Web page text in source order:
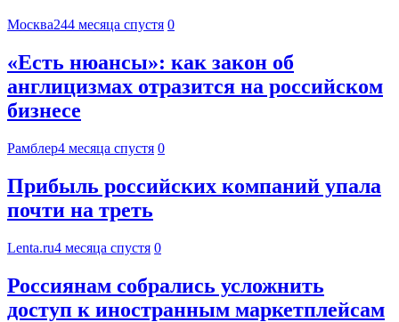
Москва244 месяца спустя 0
«Есть нюансы»: как закон об
англицизмах отразится на российском
бизнесе
Рамблер4 месяца спустя 0
Прибыль российских компаний упала
почти на треть
Lenta.ru4 месяца спустя 0
Россиянам собрались усложнить
доступ к иностранным маркетплейсам